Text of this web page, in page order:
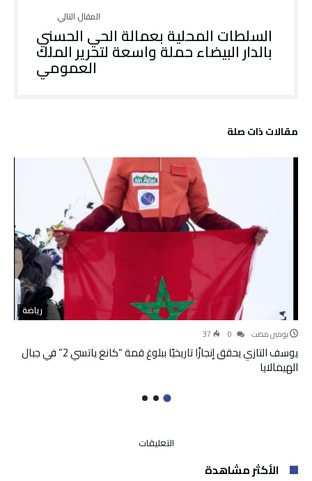
السلطات المحلية بعمالة الحي الحسني
بالدار البيضاء حملة واسعة لتحرير الملك
العمومي
‫مقالات ذات صلة‬
رياضة
‫‫‫‏‫يومين مضت‬ 37
يوسف التازي يحقق إنجازًا تاريخيًا ببلوغ قمة “كانغ ياتسي 2” في جبال
الهيمالايا
التعليقات
الأكثر مشاهدة